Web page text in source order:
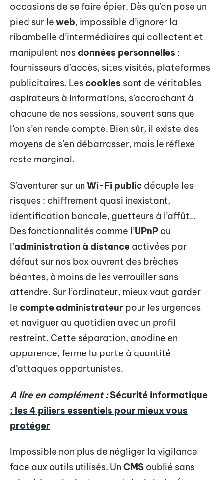
occasions de se faire épier. Dès qu’on pose un
pied sur le web, impossible d’ignorer la
ribambelle d’intermédiaires qui collectent et
manipulent nos données personnelles :
fournisseurs d’accès, sites visités, plateformes
publicitaires. Les cookies sont de véritables
aspirateurs à informations, s’accrochant à
chacune de nos sessions, souvent sans que
l’on s’en rende compte. Bien sûr, il existe des
moyens de s’en débarrasser, mais le réflexe
reste marginal.
S’aventurer sur un Wi-Fi public décuple les
risques : chiffrement quasi inexistant,
identification bancale, guetteurs à l’affût…
Des fonctionnalités comme l’UPnP ou
l’administration à distance activées par
défaut sur nos box ouvrent des brèches
béantes, à moins de les verrouiller sans
attendre. Sur l’ordinateur, mieux vaut garder
le compte administrateur pour les urgences
et naviguer au quotidien avec un profil
restreint. Cette séparation, anodine en
apparence, ferme la porte à quantité
d’attaques opportunistes.
A lire en complément : Sécurité informatique
: les 4 piliers essentiels pour mieux vous
protéger
Impossible non plus de négliger la vigilance
face aux outils utilisés. Un CMS oublié sans